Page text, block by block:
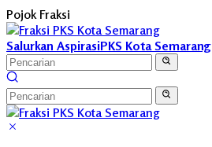
Langsung
ke
konten
Pojok Fraksi
Salurkan AspirasiPKS Kota Semarang